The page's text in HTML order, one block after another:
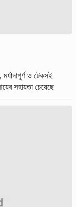
ও টেকসই
সহায়তা চেয়েছে